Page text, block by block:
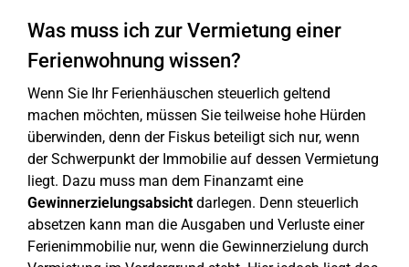
Was muss ich zur Vermietung einer
Ferienwohnung wissen?
Wenn Sie Ihr Ferienhäuschen steuerlich geltend
machen möchten, müssen Sie teilweise hohe Hürden
überwinden, denn der Fiskus beteiligt sich nur, wenn
der Schwerpunkt der Immobilie auf dessen Vermietung
liegt. Dazu muss man dem Finanzamt eine
Gewinnerzielungsabsichtdarlegen. Denn steuerlich
absetzen kann man die Ausgaben und Verluste einer
Ferienimmobilie nur, wenn die Gewinnerzielung durch